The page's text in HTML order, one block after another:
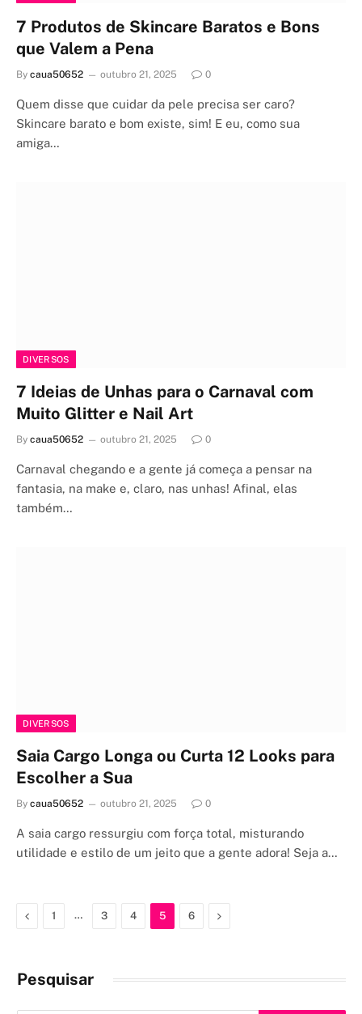
7 Produtos de Skincare Baratos e Bons
que Valem a Pena
By caua50652 outubro 21, 2025 0
Quem disse que cuidar da pele precisa ser caro?
Skincare barato e bom existe, sim! E eu, como sua
amiga…
DIVERSOS
7 Ideias de Unhas para o Carnaval com
Muito Glitter e Nail Art
By caua50652 outubro 21, 2025 0
Carnaval chegando e a gente já começa a pensar na
fantasia, na make e, claro, nas unhas! Afinal, elas
também…
DIVERSOS
Saia Cargo Longa ou Curta 12 Looks para
Escolher a Sua
By caua50652 outubro 21, 2025 0
A saia cargo ressurgiu com força total, misturando
utilidade e estilo de um jeito que a gente adora! Seja a…
Previous
1 … 3 4 5 6 Next
Pesquisar